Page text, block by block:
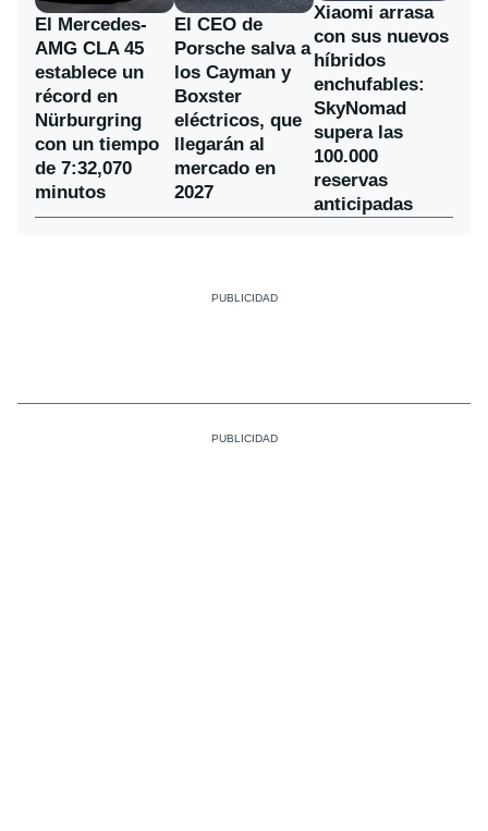
El Mercedes-
AMG CLA 45
establece un
récord en
Nürburgring
con un tiempo
de 7:32,070
minutos
El CEO de
Porsche salva a
los Cayman y
Boxster
eléctricos, que
llegarán al
mercado en
2027
Xiaomi arrasa
con sus nuevos
híbridos
enchufables:
SkyNomad
supera las
100.000
reservas
anticipadas